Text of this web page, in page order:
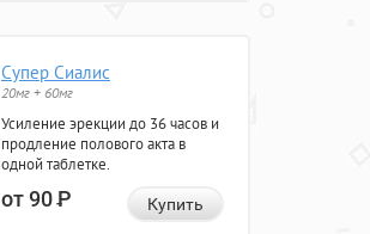
Супер Сиалис
20мг + 60мг
Усиление эрекции до 36 часов и
продление полового акта в
одной таблетке.
от 90Р Купить